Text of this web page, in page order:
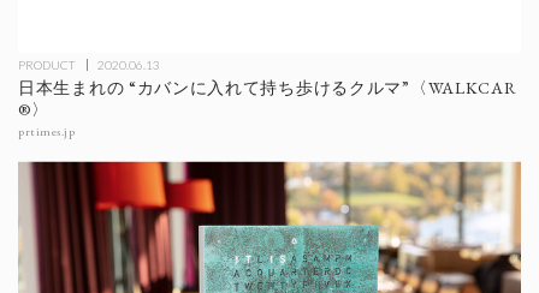
PRODUCT 2020.06.13
日本生まれの “カバンに入れて持ち歩けるクルマ”〈WALKCAR
®️〉
prtimes.jp